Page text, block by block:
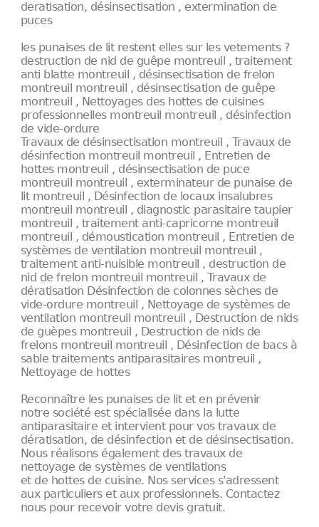
deratisation, désinsectisation , extermination de
puces
les punaises de lit restent elles sur les vetements ?
destruction de nid de guêpe montreuil , traitement
anti blatte montreuil , désinsectisation de frelon
montreuil montreuil , désinsectisation de guêpe
montreuil , Nettoyages des hottes de cuisines
professionnelles montreuil montreuil , désinfection
de vide-ordure
Travaux de désinsectisation montreuil , Travaux de
désinfection montreuil montreuil , Entretien de
hottes montreuil , désinsectisation de puce
montreuil montreuil , exterminateur de punaise de
lit montreuil , Désinfection de locaux insalubres
montreuil montreuil , diagnostic parasitaire taupier
montreuil , traitement anti-capricorne montreuil
montreuil , démoustication montreuil , Entretien de
systèmes de ventilation montreuil montreuil ,
traitement anti-nuisible montreuil , destruction de
nid de frelon montreuil montreuil , Travaux de
dératisation Désinfection de colonnes sèches de
vide-ordure montreuil , Nettoyage de systèmes de
ventilation montreuil montreuil , Destruction de nids
de guèpes montreuil , Destruction de nids de
frelons montreuil montreuil , Désinfection de bacs à
sable traitements antiparasitaires montreuil ,
Nettoyage de hottes
Reconnaître les punaises de lit et en prévenir
notre société est spécialisée dans la lutte
antiparasitaire et intervient pour vos travaux de
dératisation, de désinfection et de désinsectisation.
Nous réalisons également des travaux de
nettoyage de systèmes de ventilations
et de hottes de cuisine. Nos services s'adressent
aux particuliers et aux professionnels. Contactez
nous pour recevoir votre devis gratuit.